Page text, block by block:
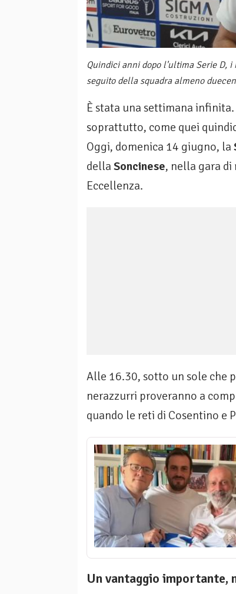
Quindici anni dopo l'ultima Serie D,
seguito della squadra almeno
È stata una settimana
soprattutto, come quei
Oggi, domenica 14 giugno, la
della Soncinese, nella gara
Eccellenza.
Alle 16.30, sotto un sole che
nerazzurri proveranno a
quando le reti di Cosentino e
Un vantaggio importante,